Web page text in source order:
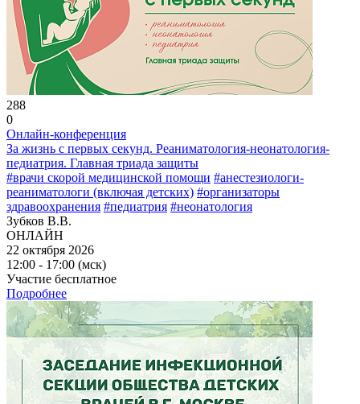
288
0
Онлайн-конференция
За жизнь с первых секунд. Реаниматология-неонатология-
педиатрия. Главная триада защиты
#врачи скорой медицинской помощи #анестезиологи-
реаниматологи (включая детских) #организаторы
здравоохранения #педиатрия #неонатология
Зубков В.В.
ОНЛАЙН
22 октября 2026
12:00 - 17:00 (мск)
Участие бесплатное
Подробнее